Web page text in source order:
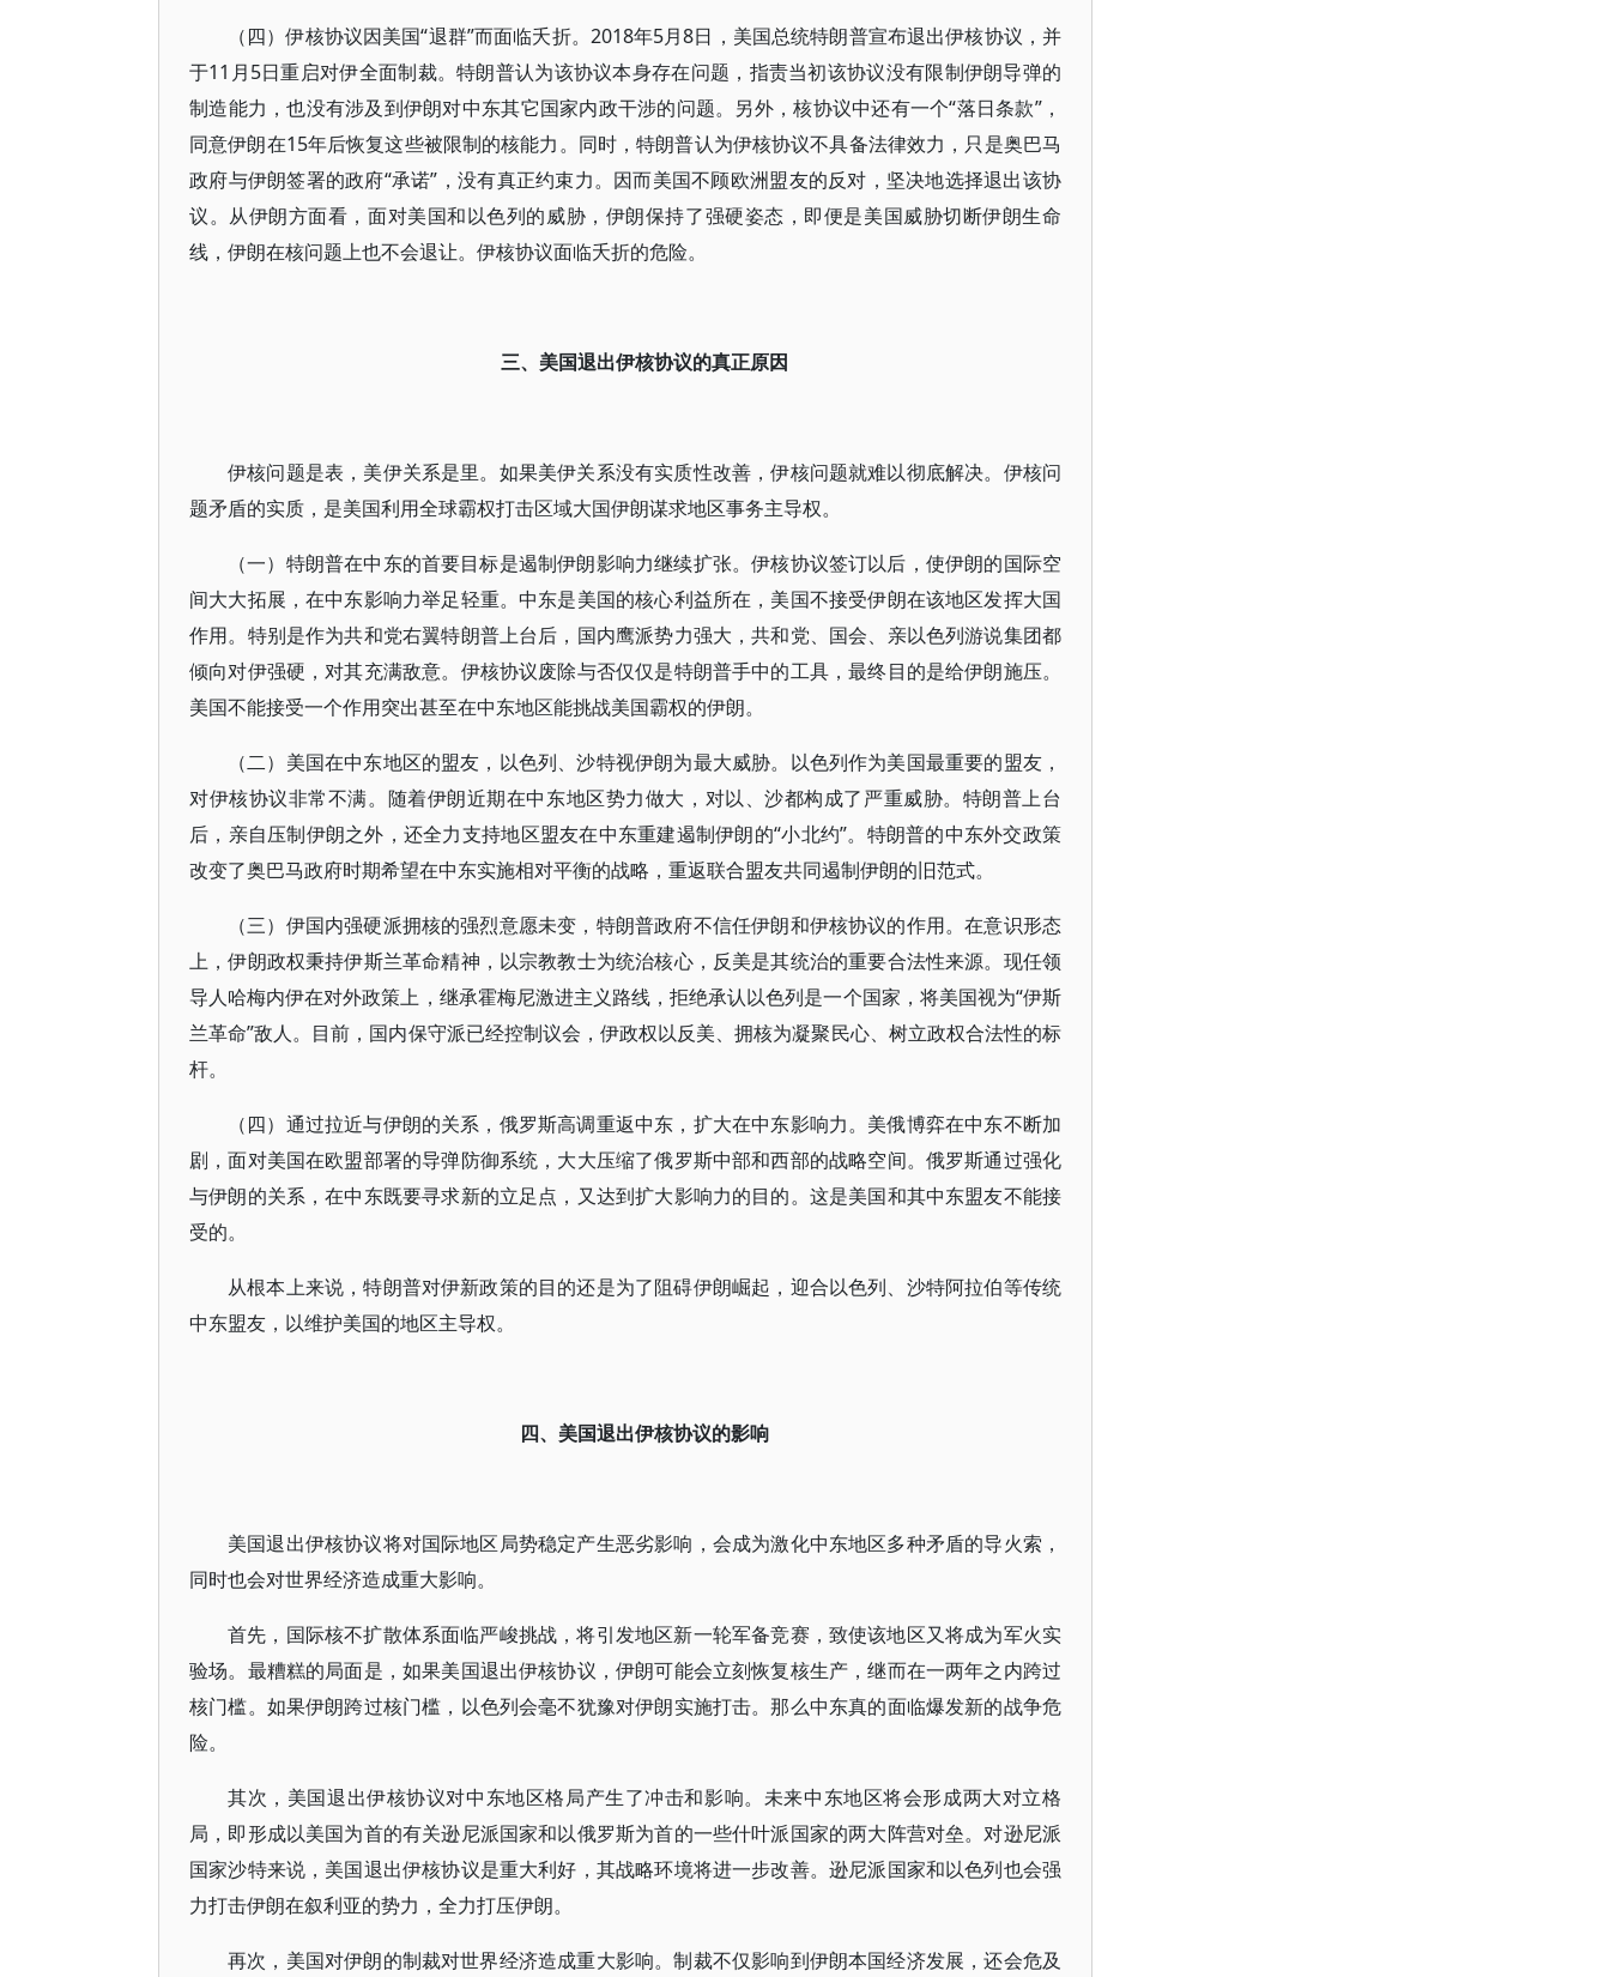
（四）伊核协议因美国“退群”而面临夭折。2018年5月8日，美国总统特朗普宣布退出伊核协议，并
于11月5日重启对伊全面制裁。特朗普认为该协议本身存在问题，指责当初该协议没有限制伊朗导弹的
制造能力，也没有涉及到伊朗对中东其它国家内政干涉的问题。另外，核协议中还有一个“落日条款”，
同意伊朗在15年后恢复这些被限制的核能力。同时，特朗普认为伊核协议不具备法律效力，只是奥巴马
政府与伊朗签署的政府“承诺”，没有真正约束力。因而美国不顾欧洲盟友的反对，坚决地选择退出该协
议。从伊朗方面看，面对美国和以色列的威胁，伊朗保持了强硬姿态，即便是美国威胁切断伊朗生命
线，伊朗在核问题上也不会退让。伊核协议面临夭折的危险。
三、美国退出伊核协议的真正原因
伊核问题是表，美伊关系是里。如果美伊关系没有实质性改善，伊核问题就难以彻底解决。伊核问
题矛盾的实质，是美国利用全球霸权打击区域大国伊朗谋求地区事务主导权。
（一）特朗普在中东的首要目标是遏制伊朗影响力继续扩张。伊核协议签订以后，使伊朗的国际空
间大大拓展，在中东影响力举足轻重。中东是美国的核心利益所在，美国不接受伊朗在该地区发挥大国
作用。特别是作为共和党右翼特朗普上台后，国内鹰派势力强大，共和党、国会、亲以色列游说集团都
倾向对伊强硬，对其充满敌意。伊核协议废除与否仅仅是特朗普手中的工具，最终目的是给伊朗施压。
美国不能接受一个作用突出甚至在中东地区能挑战美国霸权的伊朗。
（二）美国在中东地区的盟友，以色列、沙特视伊朗为最大威胁。以色列作为美国最重要的盟友，
对伊核协议非常不满。随着伊朗近期在中东地区势力做大，对以、沙都构成了严重威胁。特朗普上台
后，亲自压制伊朗之外，还全力支持地区盟友在中东重建遏制伊朗的“小北约”。特朗普的中东外交政策
改变了奥巴马政府时期希望在中东实施相对平衡的战略，重返联合盟友共同遏制伊朗的旧范式。
（三）伊国内强硬派拥核的强烈意愿未变，特朗普政府不信任伊朗和伊核协议的作用。在意识形态
上，伊朗政权秉持伊斯兰革命精神，以宗教教士为统治核心，反美是其统治的重要合法性来源。现任领
导人哈梅内伊在对外政策上，继承霍梅尼激进主义路线，拒绝承认以色列是一个国家，将美国视为“伊斯
兰革命”敌人。目前，国内保守派已经控制议会，伊政权以反美、拥核为凝聚民心、树立政权合法性的标
杆。
（四）通过拉近与伊朗的关系，俄罗斯高调重返中东，扩大在中东影响力。美俄博弈在中东不断加
剧，面对美国在欧盟部署的导弹防御系统，大大压缩了俄罗斯中部和西部的战略空间。俄罗斯通过强化
与伊朗的关系，在中东既要寻求新的立足点，又达到扩大影响力的目的。这是美国和其中东盟友不能接
受的。
从根本上来说，特朗普对伊新政策的目的还是为了阻碍伊朗崛起，迎合以色列、沙特阿拉伯等传统
中东盟友，以维护美国的地区主导权。
四、美国退出伊核协议的影响
美国退出伊核协议将对国际地区局势稳定产生恶劣影响，会成为激化中东地区多种矛盾的导火索，
同时也会对世界经济造成重大影响。
首先，国际核不扩散体系面临严峻挑战，将引发地区新一轮军备竞赛，致使该地区又将成为军火实
验场。最糟糕的局面是，如果美国退出伊核协议，伊朗可能会立刻恢复核生产，继而在一两年之内跨过
核门槛。如果伊朗跨过核门槛，以色列会毫不犹豫对伊朗实施打击。那么中东真的面临爆发新的战争危
险。
其次，美国退出伊核协议对中东地区格局产生了冲击和影响。未来中东地区将会形成两大对立格
局，即形成以美国为首的有关逊尼派国家和以俄罗斯为首的一些什叶派国家的两大阵营对垒。对逊尼派
国家沙特来说，美国退出伊核协议是重大利好，其战略环境将进一步改善。逊尼派国家和以色列也会强
力打击伊朗在叙利亚的势力，全力打压伊朗。
再次，美国对伊朗的制裁对世界经济造成重大影响。制裁不仅影响到伊朗本国经济发展，还会危及